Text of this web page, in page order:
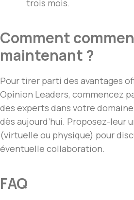
trois mois.
Comment
maintenant ?
Pour tirer parti des avantages
Opinion Leaders, commencez
des experts dans votre
dès aujourd’hui. Proposez-leur
(virtuelle ou physique) pour
éventuelle collaboration.
FAQ